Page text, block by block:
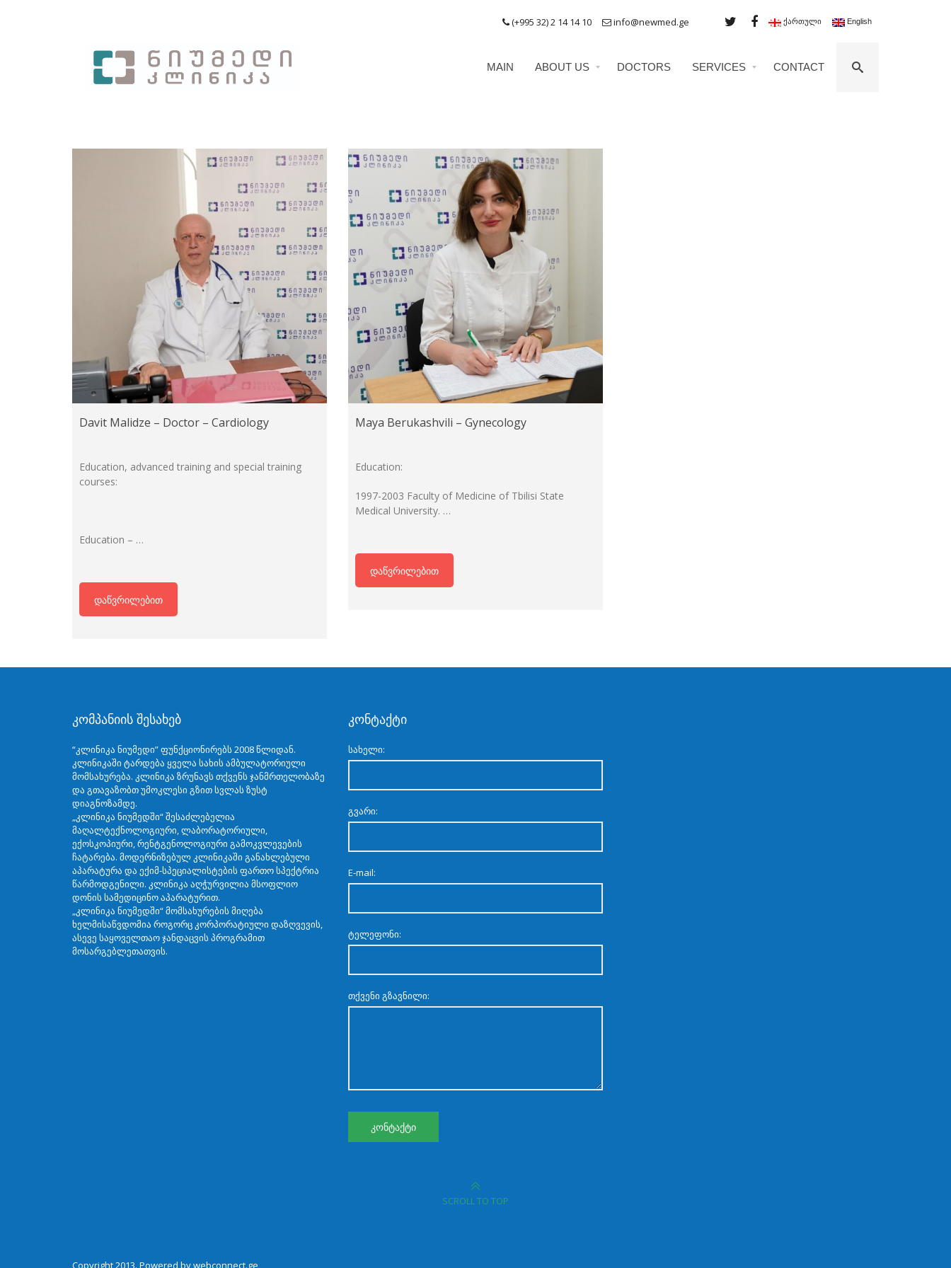
MAIN ABOUT US DOCTORS SERVICES CONTACT
ქართული English
(+995 32) 2 14 14 10 info@newmed.ge
Davit Malidze – Doctor – Cardiology
Education, advanced training and special training
courses:
Education – …
დაწვრილებით
Maya Berukashvili – Gynecology
Education:
1997-2003 Faculty of Medicine of Tbilisi State
Medical University. …
დაწვრილებით
კომპანიის შესახებ
“კლინიკა ნიუმედი” ფუნქციონირებს 2008 წლიდან.
კლინიკაში ტარდება ყველა სახის ამბულატორიული
მომსახურება. კლინიკა ზრუნავს თქვენს ჯანმრთელობაზე
და გთავაზობთ უმოკლესი გზით სვლას ზუსტ
დიაგნოზამდე.
„კლინიკა ნიუმედში“ შესაძლებელია
მაღალტექნოლოგიური, ლაბორატორიული,
ექოსკოპიური, რენტგენოლოგიური გამოკვლევების
ჩატარება. მოდერნიზებულ კლინიკაში განახლებული
აპარატურა და ექიმ-სპეციალისტების ფართო სპექტრია
წარმოდგენილი. კლინიკა აღჭურვილია მსოფლიო
დონის სამედიცინო აპარატურით.
„კლინიკა ნიუმედში“ მომსახურების მიღება
ხელმისაწვდომია როგორც კორპორატიული დაზღვევის,
ასევე საყოველთაო ჯანდაცვის პროგრამით
მოსარგებლეთათვის.
კონტაქტი
სახელი:
გვარი:
E-mail:
ტელეფონი:
თქვენი გზავნილი:
SCROLL TO TOP
Copyright 2013. Powered by webconnect.ge